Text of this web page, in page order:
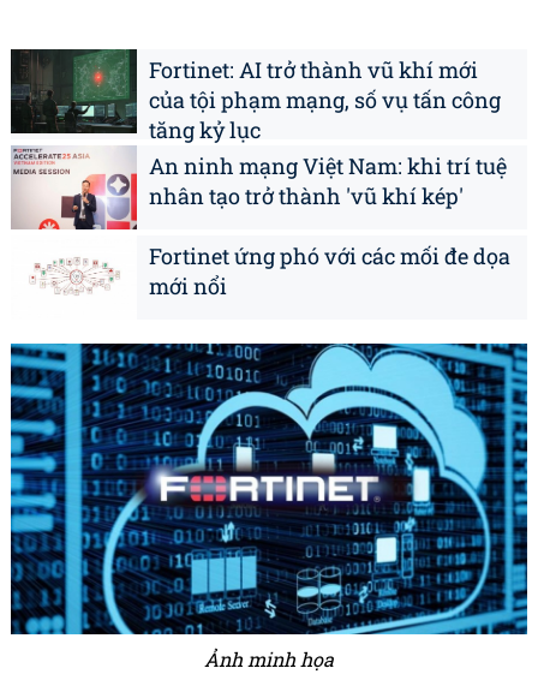
Fortinet: AI trở thành vũ khí mới
của tội phạm mạng, số vụ tấn công
tăng kỷ lục
An ninh mạng Việt Nam: khi trí tuệ
nhân tạo trở thành 'vũ khí kép'
Fortinet ứng phó với các mối đe dọa
mới nổi
Ảnh minh họa